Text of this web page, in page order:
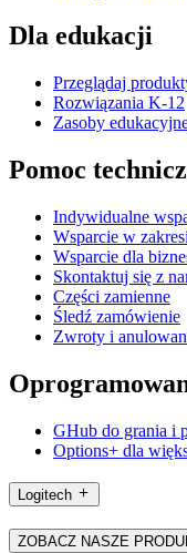
Dla edukacji
Przeglądaj
Rozwiązania K-12
Zasoby
Pomoc
Indywidualne
Wsparcie w
Wsparcie dla
Skontaktuj się z
Części zamienne
Śledź zamówienie
Zwroty i
GHub do grania i
Options+ dla
Logitech
ZOBACZ NASZE